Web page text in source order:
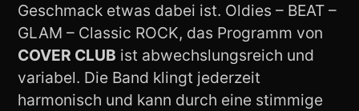
Geschmack etwas dabei ist. Oldies – BEAT –
GLAM – Classic ROCK, das Programm von
COVER CLUB ist abwechslungsreich und
variabel. Die Band klingt jederzeit
harmonisch und kann durch eine stimmige